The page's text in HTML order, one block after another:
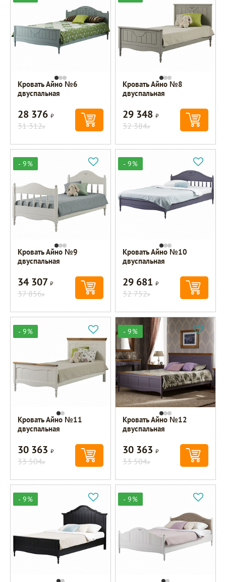
Кровать Айно №6
двуспальная
28 376Р
31 312Р
Кровать Айно №8
двуспальная
29 348Р
32 384Р
- 9%
Кровать Айно №9
двуспальная
34 307Р
37 856Р
- 9%
Кровать Айно №10
двуспальная
29 681Р
32 752Р
- 9%
Кровать Айно №11
двуспальная
30 363Р
33 504Р
- 9%
Кровать Айно №12
двуспальная
30 363Р
33 504Р
- 9% - 9%